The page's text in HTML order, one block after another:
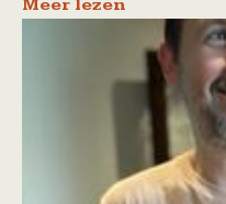
Meer lezen